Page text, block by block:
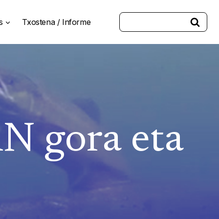
Txostena / Informe Buscar:
gora eta